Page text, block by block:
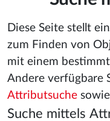
Diese Seite stellt
zum Finden von
mit einem
Andere verfügbare
Attributsuche
Suche mittels